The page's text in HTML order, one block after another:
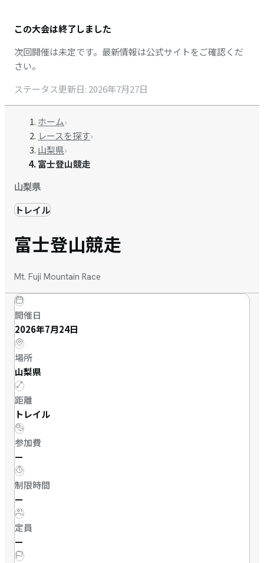
この大会は終了しました
次回開催は未定です。最新情報は公式サイトをご確認くだ
さい。
ステータス更新日: 2026年7月27日
ホーム›
レースを探す›
山梨県›
富士登山競走
山梨県
トレイル
富士登山競走
Mt. Fuji Mountain Race
開催日
2026年7月24日
場所
山梨県
距離
トレイル
参加費
—
制限時間
—
定員
—